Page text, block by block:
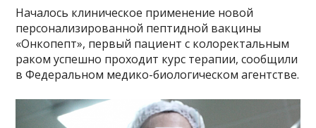
Началось клиническое применение новой
персонализированной пептидной вакцины
«Онкопепт», первый пациент с колоректальным
раком успешно проходит курс терапии, сообщили
в Федеральном медико-биологическом агентстве.